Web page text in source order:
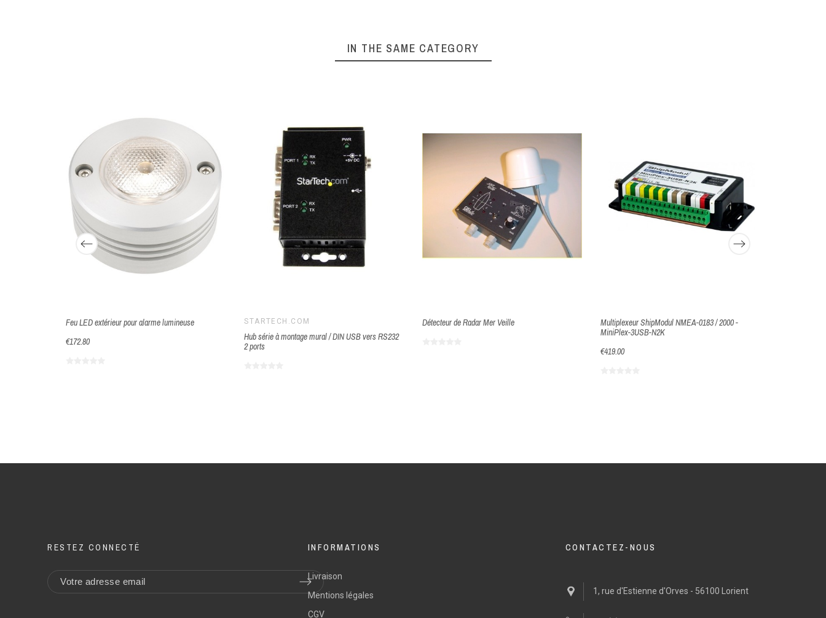
IN THE SAME CATEGORY
Feu LED extérieur pour alarme lumineuse
€172.80
STARTECH.COM
Hub série à montage mural / DIN USB vers RS232
2 ports
Détecteur de Radar Mer Veille
Multiplexeur ShipModul NMEA-0183 / 2000 -
MiniPlex-3USB-N2K
€419.00
RESTEZ CONNECTÉ INFORMATIONS
Livraison
Mentions légales
CGV
CONTACTEZ-NOUS
1, rue d'Estienne d'Orves - 56100 Lorient